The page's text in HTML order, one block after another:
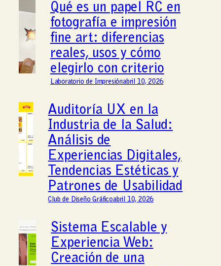
Qué es un papel RC en
fotografía e impresión
fine art: diferencias
reales, usos y cómo
elegirlo con criterio
Laboratorio de Impresiónabril 10, 2026
Auditoría UX en la
Industria de la Salud:
Análisis de
Experiencias Digitales,
Tendencias Estéticas y
Patrones de Usabilidad
Club de Diseño Gráficoabril 10, 2026
Sistema Escalable y
Experiencia Web:
Creación de una